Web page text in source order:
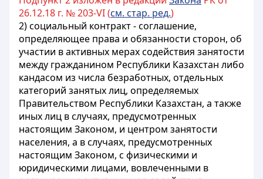
26.12.18 г. № 203-VI (см. стар. ред.)
2) социальный контракт - соглашение,
определяющее права и обязанности сторон, об
участии в активных мерах содействия занятости
между гражданином Республики Казахстан либо
кандасом из числа безработных, отдельных
категорий занятых лиц, определяемых
Правительством Республики Казахстан, а также
иных лиц в случаях, предусмотренных
настоящим Законом, и центром занятости
населения, а в случаях, предусмотренных
настоящим Законом, с физическими и
юридическими лицами, вовлеченными в